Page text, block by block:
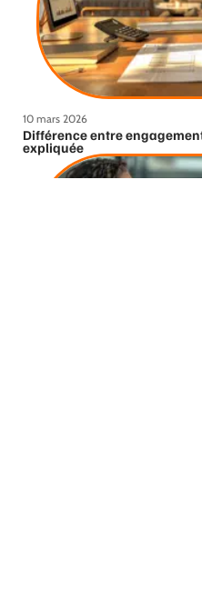
10 mars 2026
Différence entre
expliquée